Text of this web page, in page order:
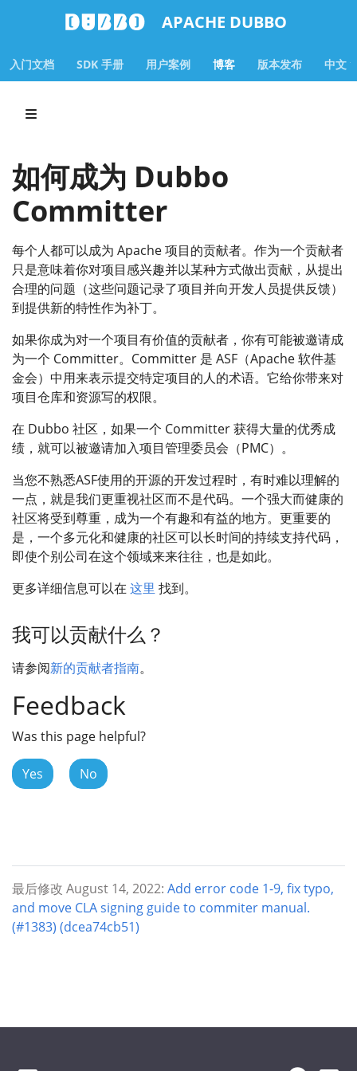
APACHE DUBBO
入门文档 SDK 手册 用户案例 博客 版本发布 中文
如何成为 Dubbo
Committer
每个人都可以成为 Apache 项目的贡献者。作为一个贡献者
只是意味着你对项目感兴趣并以某种方式做出贡献，从提出
合理的问题（这些问题记录了项目并向开发人员提供反馈）
到提供新的特性作为补丁。
如果你成为对一个项目有价值的贡献者，你有可能被邀请成
为一个 Committer。Committer 是 ASF（Apache 软件基
金会）中用来表示提交特定项目的人的术语。它给你带来对
项目仓库和资源写的权限。
在 Dubbo 社区，如果一个 Committer 获得大量的优秀成
绩，就可以被邀请加入项目管理委员会（PMC）。
当您不熟悉ASF使用的开源的开发过程时，有时难以理解的
一点，就是我们更重视社区而不是代码。一个强大而健康的
社区将受到尊重，成为一个有趣和有益的地方。更重要的
是，一个多元化和健康的社区可以长时间的持续支持代码，
即使个别公司在这个领域来来往往，也是如此。
更多详细信息可以在 这里 找到。
我可以贡献什么？
请参阅新的贡献者指南。
Feedback
Was this page helpful?
Yes No
最后修改 August 14, 2022: Add error code 1-9, fix typo,
and move CLA signing guide to commiter manual.
(#1383) (dcea74cb51)